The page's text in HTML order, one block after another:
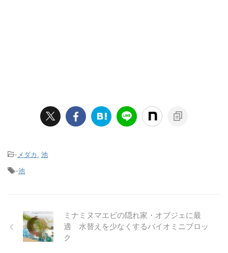
- メダカ
池
-池
ミナミヌマエビの隠れ家・オブジェに最
適 水替えを少なくするバイオミニブロッ
ク